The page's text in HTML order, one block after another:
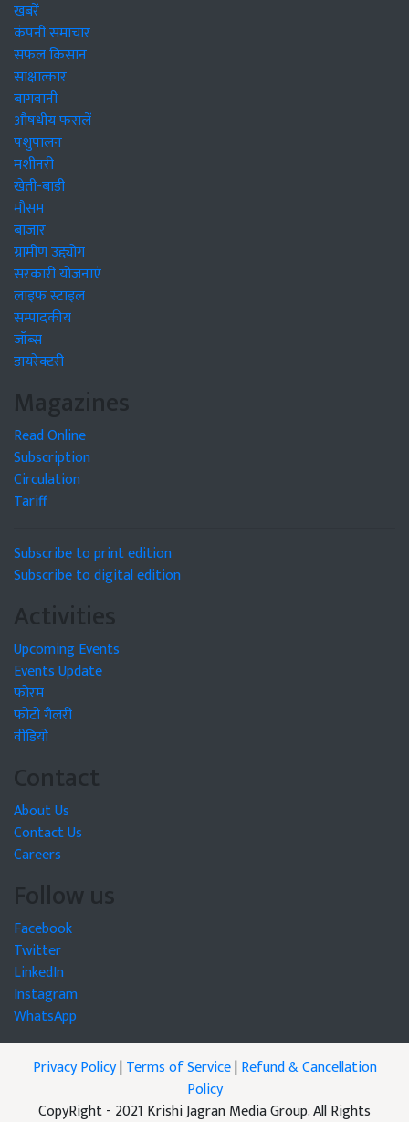
खबरें
कंपनी समाचार
सफल किसान
साक्षात्कार
बागवानी
औषधीय फसलें
पशुपालन
मशीनरी
खेती-बाड़ी
मौसम
बाजार
ग्रामीण उद्द्योग
सरकारी योजनाएं
लाइफ स्टाइल
सम्पादकीय
जॉब्स
डायरेक्टरी
Magazines
Read Online
Subscription
Circulation
Tariff
Subscribe to print edition
Subscribe to digital edition
Activities
Upcoming Events
Events Update
फोरम
फोटो गैलरी
वीडियो
Contact
About Us
Contact Us
Careers
Follow us
Facebook
Twitter
LinkedIn
Instagram
WhatsApp
Privacy Policy|Terms of Service|Refund & Cancellation
Policy
CopyRight - 2021 Krishi Jagran Media Group. All Rights